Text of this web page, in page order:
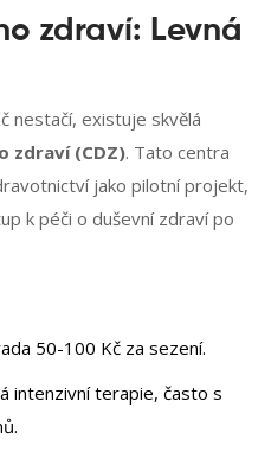
zdraví: Levná
nestačí, existuje skvělá
zdraví (CDZ). Tato centra
jako pilotní projekt,
k péči o duševní zdraví po
50-100 Kč za sezení.
intenzivní terapie, často s